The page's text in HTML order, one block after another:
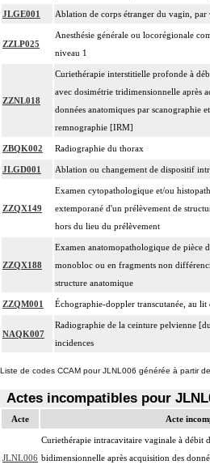
JLGE001 Ablation de corps étranger du vagin, par
ZZLP025
Anesthésie générale ou locorégionale
niveau 1
ZZNL018
Curiethérapie interstitielle profonde à
avec dosimétrie tridimensionnelle après
données anatomiques par scanographie
remnographie [IRM]
ZBQK002 Radiographie du thorax
JLGD001 Ablation ou changement de dispositif
ZZQX149
Examen cytopathologique et/ou
extemporané d'un prélèvement de
hors du lieu du prélèvement
ZZQX188
Examen anatomopathologique de pièce
monobloc ou en fragments non
structure anatomique
ZZQM001 Échographie-doppler transcutanée, au lit
NAQK007
Radiographie de la ceinture pelvienne
incidences
Liste de codes CCAM pour JLNL006 générée à partir
Actes incompatibles pour
Acte Acte
JLNL006
Curiethérapie intracavitaire vaginale à débit
bidimensionnelle après acquisition des